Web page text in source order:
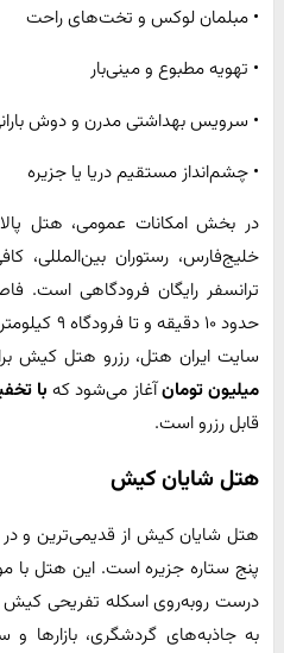
• مبلمان لوکس و تخت‌های راحت
• تهویه مطبوع و مینی‌بار
• سرویس بهداشتی مدرن و دوش
• چشم‌انداز مستقیم دریا یا جزیره
در بخش امکانات عمومی، هتل
خلیج‌فارس، رستوران بین‌المللی،
ترانسفر رایگان فرودگاهی است.
حدود ۱۰
سایت ایران هتل، رزرو هتل کیش
میلیون تومانآغاز می‌شود که با تخفیف
قابل رزرو است.
هتل شایان کیش
هتل شایان کیش از قدیمی‌ترین و
پنج‌ ستاره جزیره است. این هتل با
درست روبه‌روی اسکله تفریحی کیش
به جاذبه‌های گردشگری، بازارها